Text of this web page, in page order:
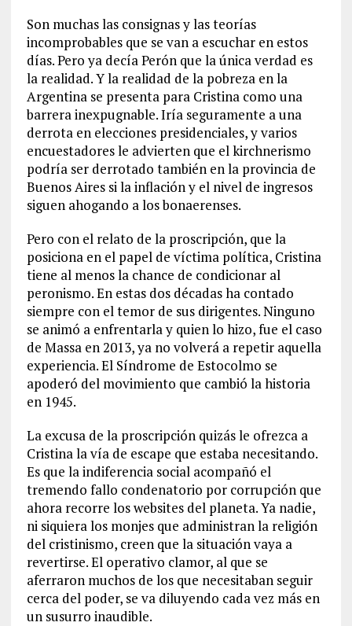
Son muchas las consignas y las teorías
incomprobables que se van a escuchar en estos
días. Pero ya decía Perón que la única verdad es
la realidad. Y la realidad de la pobreza en la
Argentina se presenta para Cristina como una
barrera inexpugnable. Iría seguramente a una
derrota en elecciones presidenciales, y varios
encuestadores le advierten que el kirchnerismo
podría ser derrotado también en la provincia de
Buenos Aires si la inflación y el nivel de ingresos
siguen ahogando a los bonaerenses.
Pero con el relato de la proscripción, que la
posiciona en el papel de víctima política, Cristina
tiene al menos la chance de condicionar al
peronismo. En estas dos décadas ha contado
siempre con el temor de sus dirigentes. Ninguno
se animó a enfrentarla y quien lo hizo, fue el caso
de Massa en 2013, ya no volverá a repetir aquella
experiencia. El Síndrome de Estocolmo se
apoderó del movimiento que cambió la historia
en 1945.
La excusa de la proscripción quizás le ofrezca a
Cristina la vía de escape que estaba necesitando.
Es que la indiferencia social acompañó el
tremendo fallo condenatorio por corrupción que
ahora recorre los websites del planeta. Ya nadie,
ni siquiera los monjes que administran la religión
del cristinismo, creen que la situación vaya a
revertirse. El operativo clamor, al que se
aferraron muchos de los que necesitaban seguir
cerca del poder, se va diluyendo cada vez más en
un susurro inaudible.